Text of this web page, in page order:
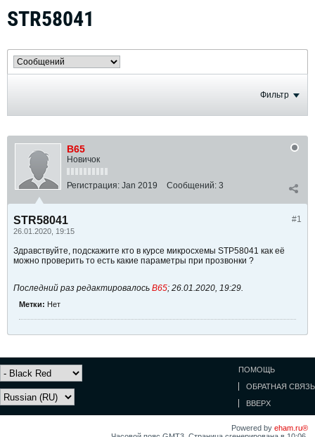
STR58041
Фильтр
В65
Новичок
Регистрация: Jan 2019 Сообщений: 3
#1
STR58041
26.01.2020, 19:15
Здравствуйте, подскажите кто в курсе микросхемы STP58041 как её
можно проверить то есть какие параметры при прозвонки ?
Последний раз редактировалось В65; 26.01.2020, 19:29.
Метки: Нет
ПОМОЩЬ
ОБРАТНАЯ СВЯЗЬ
ВВЕРХ
Powered by eham.ru®